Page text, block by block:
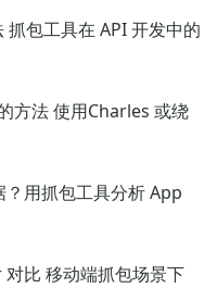
包工具在 API 开发中的
方法 使用Charles 或绕
用抓包工具分析 App
比 移动端抓包场景下